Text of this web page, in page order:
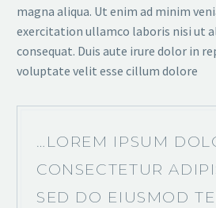
magna aliqua. Ut enim ad minim
exercitation ullamco laboris nisi ut
consequat. Duis aute irure dolor in
voluptate velit esse cillum dolore
…LOREM IPSUM
CONSECTETUR
SED DO EIUSMOD